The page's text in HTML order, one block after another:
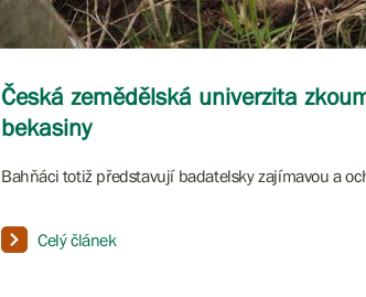
Česká zemědělská univerzita
bekasiny
Bahňáci totiž představují badatelsky zajímavou a
Celý článek